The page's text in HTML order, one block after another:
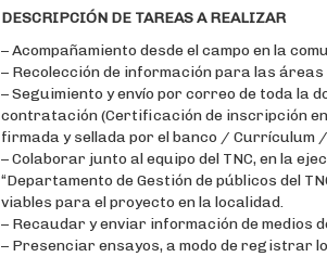
DESCRIPCIÓN DE TAREAS A REALIZAR
– Acompañamiento desde el campo en la
– Recolección de información para las
– Seguimiento y envío por correo de toda
contratación (Certificación de inscripción
firmada y sellada por el banco / Currículum
– Colaborar junto al equipo del TNC, en la
“Departamento de Gestión de públicos del
viables para el proyecto en la localidad.
– Recaudar y enviar información de medios
– Presenciar ensayos, a modo de registrar